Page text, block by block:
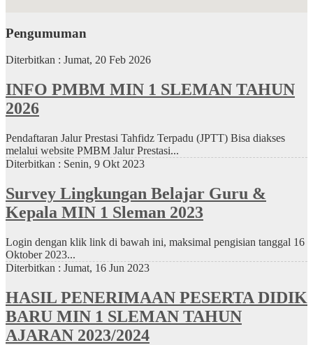
Pengumuman
Diterbitkan : Jumat, 20 Feb 2026
INFO PMBM MIN 1 SLEMAN TAHUN
2026
Pendaftaran Jalur Prestasi Tahfidz Terpadu (JPTT) Bisa diakses
melalui website PMBM Jalur Prestasi...
Diterbitkan : Senin, 9 Okt 2023
Survey Lingkungan Belajar Guru &
Kepala MIN 1 Sleman 2023
Login dengan klik link di bawah ini, maksimal pengisian tanggal 16
Oktober 2023...
Diterbitkan : Jumat, 16 Jun 2023
HASIL PENERIMAAN PESERTA DIDIK
BARU MIN 1 SLEMAN TAHUN
AJARAN 2023/2024